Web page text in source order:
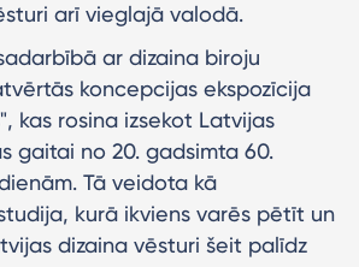
arī vieglajā valodā.
ar dizaina biroju
koncepcijas ekspozīcija
kas rosina izsekot Latvijas
gaitai no 20. gadsimta 60.
Tā veidota kā
kurā ikviens varēs pētīt un
dizaina vēsturi šeit palīdz